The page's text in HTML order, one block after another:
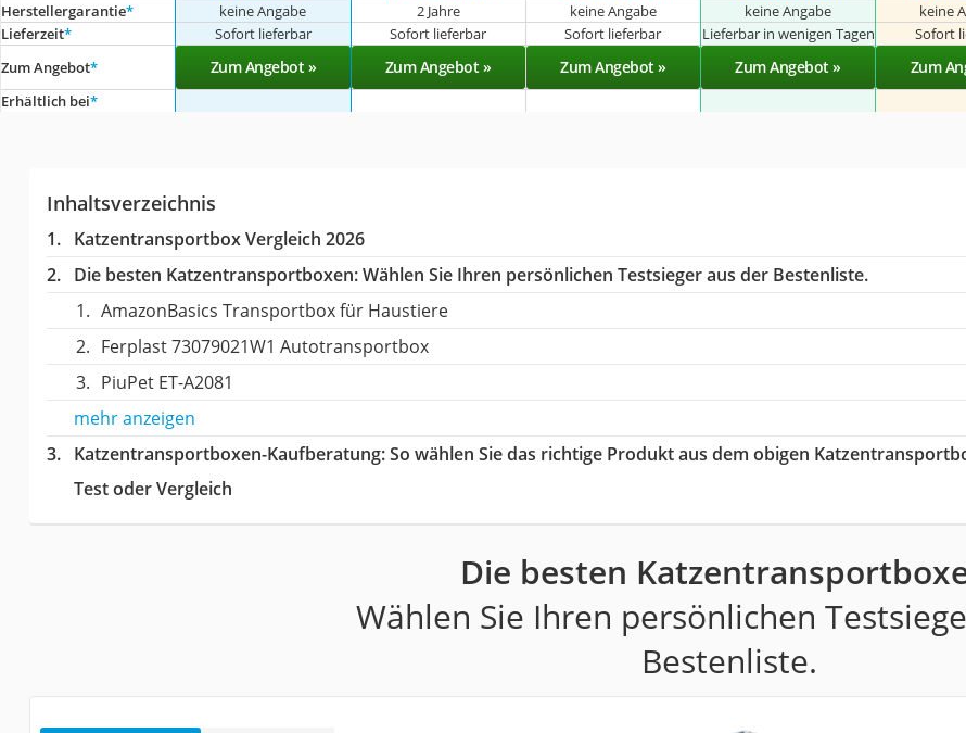
Herstellergarantie* keine Angabe 2 Jahre keine Angabe keine Angabe keine
Lieferzeit* Sofort lieferbar Sofort lieferbar Sofort lieferbar Lieferbar in wenigen Tagen Sofort
Zum Angebot* Zum Angebot » Zum Angebot » Zum Angebot » Zum Angebot » Zum
Erhältlich bei*
Inhaltsverzeichnis
Katzentransportbox Vergleich 2026
Die besten Katzentransportboxen:Wählen Sie Ihren persönlichen Testsieger aus der Bestenliste.
AmazonBasics Transportbox für Haustiere
Ferplast 73079021W1 Autotransportbox
PiuPet ‎ET-A2081
mehr anzeigen
Katzentransportboxen-Kaufberatung: So wählen Sie das richtige Produkt aus dem obigen
Test oder Vergleich
Die besten
Wählen Sie Ihren persönlichen
Bestenliste.